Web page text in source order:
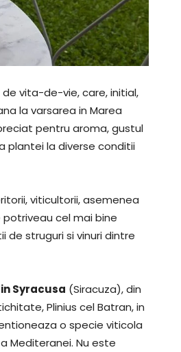
vita-de-vie, care, initial,
la varsarea in Marea
pentru aroma, gustul
plantei la diverse conditii
viticultorii, asemenea
cel mai bine
struguri si vinuri dintre
Syracusa (Siracuza), din
Plinius cel Batran, in
o specie viticola
Mediteranei. Nu este